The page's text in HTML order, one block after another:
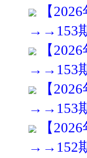
【
→→153
【
→→153
【
→→153
【
→→152